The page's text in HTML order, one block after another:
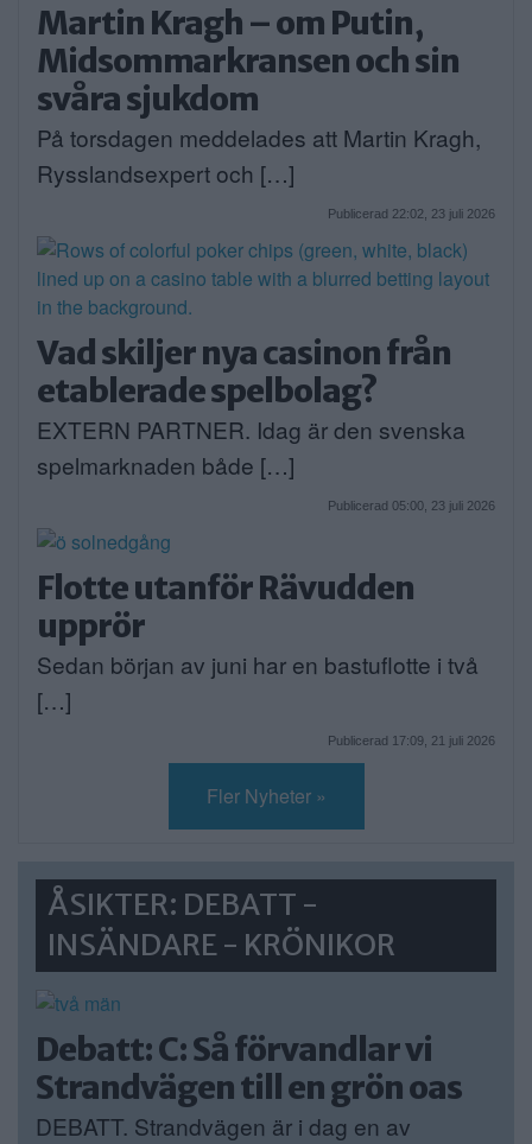
Martin Kragh – om Putin,
Midsommarkransen och sin
svåra sjukdom
På torsdagen meddelades att Martin Kragh,
Rysslandsexpert och […]
Publicerad 22:02, 23 juli 2026
Vad skiljer nya casinon från
etablerade spelbolag?
EXTERN PARTNER. Idag är den svenska
spelmarknaden både […]
Publicerad 05:00, 23 juli 2026
Flotte utanför Rävudden
upprör
Sedan början av juni har en bastuflotte i två
[…]
Publicerad 17:09, 21 juli 2026
Fler Nyheter »
ÅSIKTER: DEBATT -
INSÄNDARE - KRÖNIKOR
Debatt: C: Så förvandlar vi
Strandvägen till en grön oas
DEBATT. Strandvägen är i dag en av